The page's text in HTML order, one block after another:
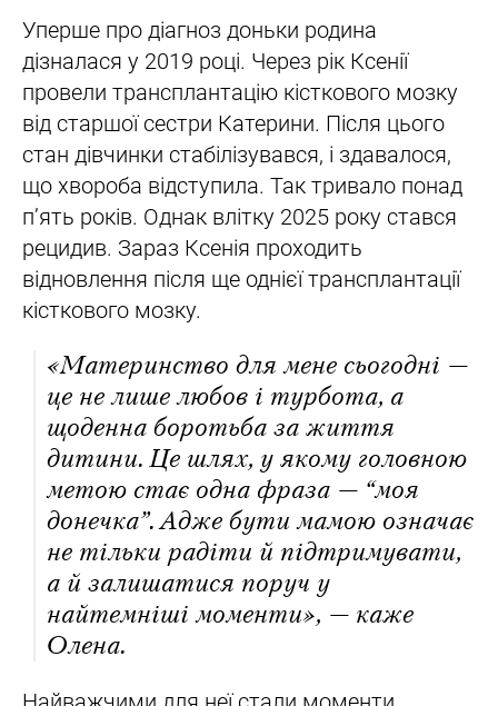
Уперше про діагноз доньки родина
дізналася у 2019 році. Через рік Ксенії
провели трансплантацію кісткового мозку
від старшої сестри Катерини. Після цього
стан дівчинки стабілізувався, і здавалося,
що хвороба відступила. Так тривало понад
п’ять років. Однак влітку 2025 року стався
рецидив. Зараз Ксенія проходить
відновлення після ще однієї трансплантації
кісткового мозку.
«Материнство для мене сьогодні —
це не лише любов і турбота, а
щоденна боротьба за життя
дитини. Це шлях, у якому головною
метою стає одна фраза — “моя
донечка”. Адже бути мамою означає
не тільки радіти й підтримувати,
а й залишатися поруч у
найтемніші моменти», — каже
Олена.